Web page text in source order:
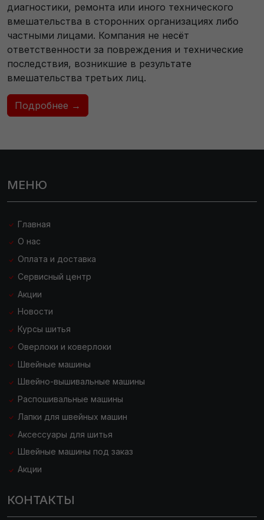
диагностики, ремонта или иного технического
вмешательства в сторонних организациях либо
частными лицами. Компания не несёт
ответственности за повреждения и технические
последствия, возникшие в результате
вмешательства третьих лиц.
Подробнее →
МЕНЮ
Главная
О нас
Оплата и доставка
Сервисный центр
Акции
Новости
Курсы шитья
Оверлоки и коверлоки
Швейные машины
Швейно-вышивальные машины
Распошивальные машины
Лапки для швейных машин
Аксессуары для шитья
Швейные машины под заказ
Акции
КОНТАКТЫ